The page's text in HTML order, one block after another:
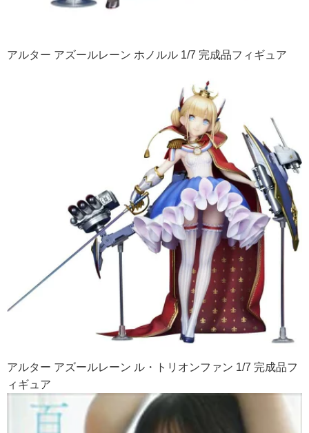
アルター アズールレーン ホノルル 1/7 完成品フィギュア
アルター アズールレーン ル・トリオンファン 1/7 完成品フ
ィギュア